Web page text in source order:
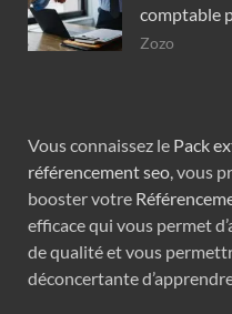
comptable
Zozo
Vous connaissez le Pack
référencement seo, vous
booster votre
efficace qui vous permet
de qualité et vous
déconcertante